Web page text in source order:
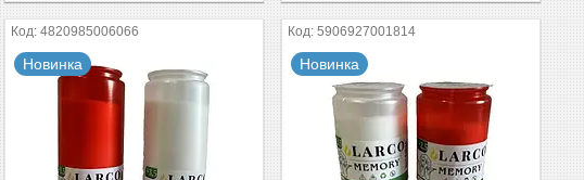
4820985006066
Новинка
5906927001814
Новинка